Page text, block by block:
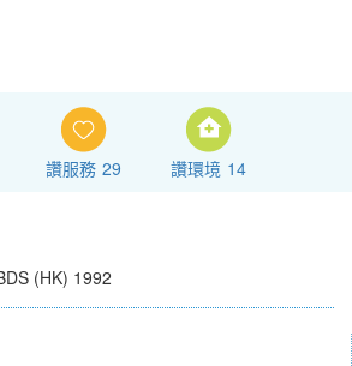
讚服務 29 讚環境 14
(HK) 1992